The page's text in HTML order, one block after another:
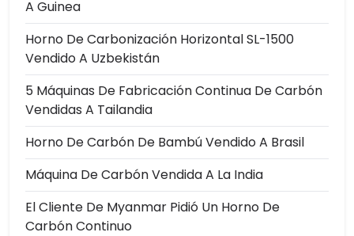
A Guinea
Horno De Carbonización Horizontal SL-1500
Vendido A Uzbekistán
5 Máquinas De Fabricación Continua De Carbón
Vendidas A Tailandia
Horno De Carbón De Bambú Vendido A Brasil
Máquina De Carbón Vendida A La India
El Cliente De Myanmar Pidió Un Horno De
Carbón Continuo